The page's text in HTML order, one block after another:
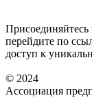
перейдите по
доступ к
© 2024
Ассоциация